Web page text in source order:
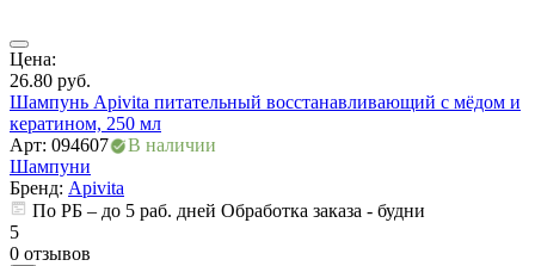
Цена:
26.80 руб.
Шампунь Apivita питательный восстанавливающий с мёдом и
кератином, 250 мл
Арт: 094607
В наличии
Шампуни
Бренд: Apivita
По РБ – до 5 раб. дней Обработка заказа - будни
5
0 отзывов